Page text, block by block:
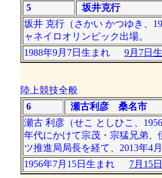
5
坂井克行
坂井 克行（さかい かつゆき、
ャネイロオリンピック出場。
1988年9月7日生まれ 9月7日
陸上競技全般
6
瀬古利彦 桑名市
瀬古 利彦（せこ としひこ、
年代にかけて宗茂・宗猛兄弟
ツ推進局局長を経て、2013年4
1956年7月15日生まれ 7月15